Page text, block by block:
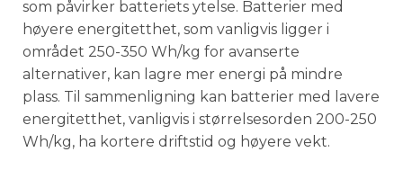
som påvirker batteriets ytelse. Batterier med
høyere energitetthet, som vanligvis ligger i
området 250-350 Wh/kg for avanserte
alternativer, kan lagre mer energi på mindre
plass. Til sammenligning kan batterier med lavere
energitetthet, vanligvis i størrelsesorden 200-250
Wh/kg, ha kortere driftstid og høyere vekt.